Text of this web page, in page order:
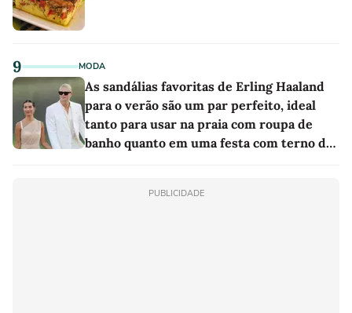
9 MODA
As sandálias favoritas de Erling Haaland
para o verão são um par perfeito, ideal
tanto para usar na praia com roupa de
banho quanto em uma festa com terno de
PUBLICIDADE